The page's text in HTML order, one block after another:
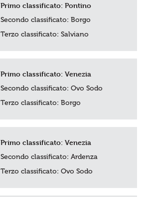
Primo classificato:Pontino
Secondo classificato: Borgo
Terzo classificato:Salviano
Primo classificato:Venezia
Secondo classificato:Ovo Sodo
Terzo classificato:Borgo
Primo classificato:Venezia
Secondo classificato:Ardenza
Terzo classificato:Ovo Sodo